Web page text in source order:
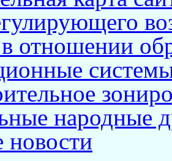
отношении
народные
новости